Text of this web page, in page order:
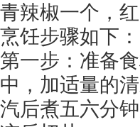
青辣椒一个，红
烹饪步骤如下：
第一步：准备
中，加适量的
汽后煮五六分